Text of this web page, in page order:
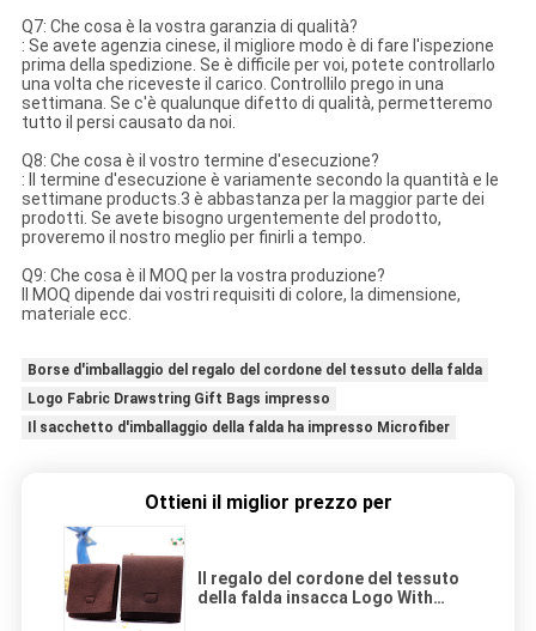
Q7: Che cosa è la vostra garanzia di qualità?
: Se avete agenzia cinese, il migliore modo è di fare l'ispezione
prima della spedizione. Se è difficile per voi, potete controllarlo
una volta che riceveste il carico. Controllilo prego in una
settimana. Se c'è qualunque difetto di qualità, permetteremo
tutto il persi causato da noi.
Q8: Che cosa è il vostro termine d'esecuzione?
: Il termine d'esecuzione è variamente secondo la quantità e le
settimane products.3 è abbastanza per la maggior parte dei
prodotti. Se avete bisogno urgentemente del prodotto,
proveremo il nostro meglio per finirli a tempo.
Q9: Che cosa è il MOQ per la vostra produzione?
Il MOQ dipende dai vostri requisiti di colore, la dimensione,
materiale ecc.
Borse d'imballaggio del regalo del cordone del tessuto della falda
Logo Fabric Drawstring Gift Bags impresso
Il sacchetto d'imballaggio della falda ha impresso Microfiber
Ottieni il miglior prezzo per
Il regalo del cordone del tessuto
della falda insacca Logo With